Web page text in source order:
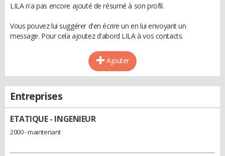
LILA n'a pas encore ajouté de résumé à son profil.
Vous pouvez lui suggérer d'en écrire un en lui envoyant un
message. Pour cela ajoutez d'abord LILA à vos contacts.
Ajouter
Entreprises
ETATIQUE- INGENIEUR
2000 - maintenant